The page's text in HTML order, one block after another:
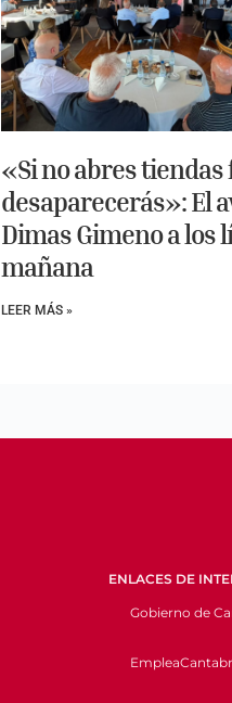
«Si no abres tiendas
desaparecerás»: El
Dimas Gimeno a los
mañana
LEER MÁS »
ENLACES DE
Gobierno de